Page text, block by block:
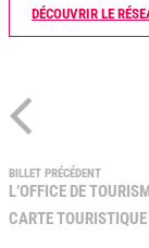
DÉCOUVRIR LE
BILLET PRÉCÉDENT
L’OFFICE DE
CARTE